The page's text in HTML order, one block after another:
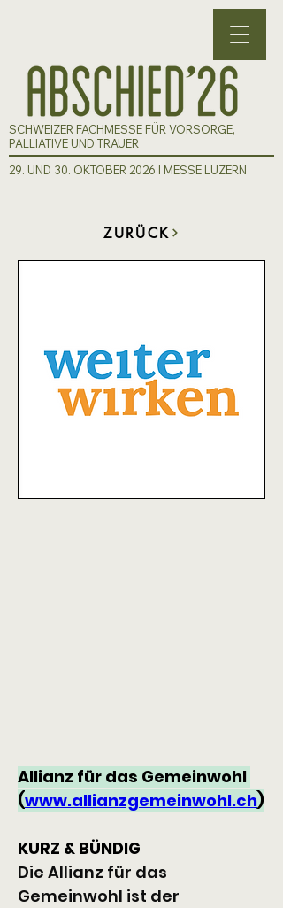
SCHWEIZER FACHMESSE FÜR VORSORGE,
PALLIATIVE UND TRAUER
29. UND 30. OKTOBER 2026 I MESSE LUZERN
ZURÜCK
Allianz für das Gemeinwohl
(www.allianzgemeinwohl.ch)
KURZ & BÜNDIG
Die Allianz für das
Gemeinwohl ist der